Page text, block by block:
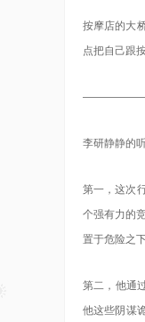
按摩店的大
点把自己跟
李研静静的
第一，这次
个强有力的
置于危险之
第二，他通
他这些阴谋